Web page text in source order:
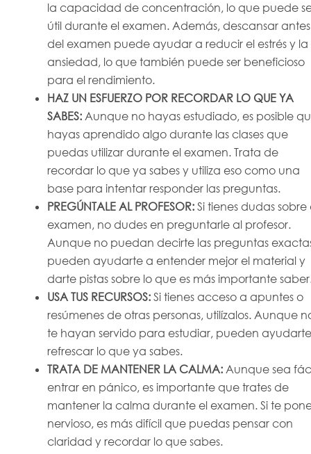
la capacidad de concentración, lo que puede
útil durante el examen. Además, descansar antes
del examen puede ayudar a reducir el estrés y la
ansiedad, lo que también puede ser beneficioso
para el rendimiento.
HAZ UN ESFUERZO POR RECORDAR LO QUE YA
SABES: Aunque no hayas estudiado, es posible
hayas aprendido algo durante las clases que
puedas utilizar durante el examen. Trata de
recordar lo que ya sabes y utiliza eso como una
base para intentar responder las preguntas.
PREGÚNTALE AL PROFESOR: Si tienes dudas sobre
examen, no dudes en preguntarle al profesor.
Aunque no puedan decirte las preguntas
pueden ayudarte a entender mejor el material y
darte pistas sobre lo que es más importante
USA TUS RECURSOS: Si tienes acceso a apuntes o
resúmenes de otras personas, utilízalos. Aunque
te hayan servido para estudiar, pueden
refrescar lo que ya sabes.
TRATA DE MANTENER LA CALMA: Aunque sea
entrar en pánico, es importante que trates de
mantener la calma durante el examen. Si te
nervioso, es más difícil que puedas pensar con
claridad y recordar lo que sabes.